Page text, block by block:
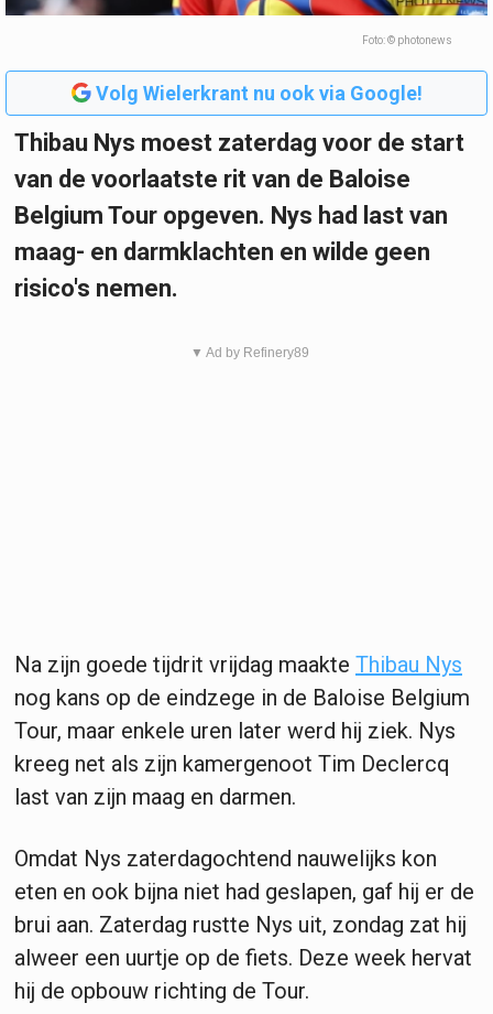
Foto: © photonews
Volg Wielerkrant nu ook via Google!
Thibau Nys moest zaterdag voor de start
van de voorlaatste rit van de Baloise
Belgium Tour opgeven. Nys had last van
maag- en darmklachten en wilde geen
risico's nemen.
▼ Ad by Refinery89
Na zijn goede tijdrit vrijdag maakte Thibau Nys
nog kans op de eindzege in de Baloise Belgium
Tour, maar enkele uren later werd hij ziek. Nys
kreeg net als zijn kamergenoot Tim Declercq
last van zijn maag en darmen.
Omdat Nys zaterdagochtend nauwelijks kon
eten en ook bijna niet had geslapen, gaf hij er de
brui aan. Zaterdag rustte Nys uit, zondag zat hij
alweer een uurtje op de fiets. Deze week hervat
hij de opbouw richting de Tour.